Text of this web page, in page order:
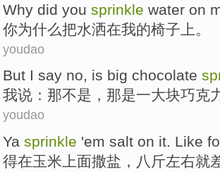
Why did you sprinkle water on
你为什么把水洒在我的椅子上 。
youdao
But I say no, is big chocolate
我说：那不是 ，那是一大块巧克
youdao
Ya sprinkle 'em salt on it. Like
得在玉米上面撒盐 ， 八斤左右就